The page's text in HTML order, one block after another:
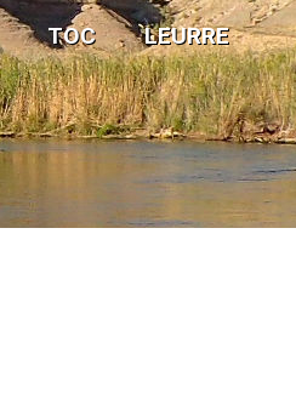
TOC LEURRE